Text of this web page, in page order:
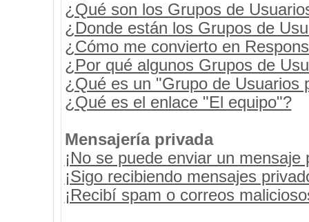
¿Qué son los Grupos de
¿Donde están los Grupos de
¿Cómo me convierto en
¿Por qué algunos Grupos de
¿Qué es un "Grupo de Usuarios
¿Qué es el enlace "El equipo"?
Mensajería privada
¡No se puede enviar un mensaje
¡Sigo recibiendo mensajes
¡Recibí spam o correos